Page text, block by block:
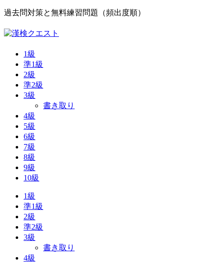
過去問対策と無料練習問題（頻出度順）
1級
準1級
2級
準2級
3級
書き取り
4級
5級
6級
7級
8級
9級
10級
1級
準1級
2級
準2級
3級
書き取り
4級